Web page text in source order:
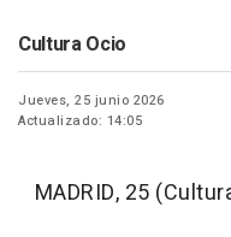
Cultura Ocio
Jueves, 25 junio 2026
Actualizado: 14:05
MADRID, 25